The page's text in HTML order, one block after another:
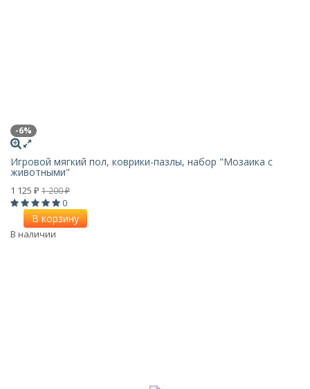
-6%
Игровой мягкий пол, коврики-пазлы, набор "Мозаика с
животными"
1 125 ₽ 1 200₽
0
В корзину
В наличии